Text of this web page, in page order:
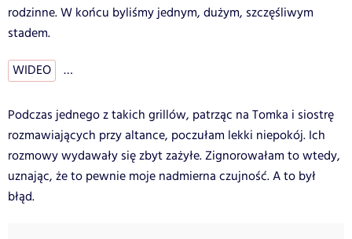
rodzinne. W końcu byliśmy jednym, dużym, szczęśliwym
stadem.
WIDEO …
Podczas jednego z takich grillów, patrząc na Tomka i siostrę
rozmawiających przy altance, poczułam lekki niepokój. Ich
rozmowy wydawały się zbyt zażyłe. Zignorowałam to wtedy,
uznając, że to pewnie moje nadmierna czujność. A to był
błąd.